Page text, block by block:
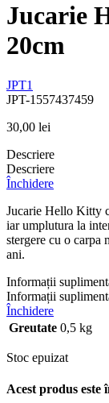
Jucarie
20cm
JPT1
JPT-1557437459
30,00 lei
Descriere
Descriere
Închidere
Jucarie Hello Kitty
iar umplutura la
stergere cu o carpa
ani.
Informații
Informații
Închidere
Greutate 0,5 kg
Stoc epuizat
Acest produs este